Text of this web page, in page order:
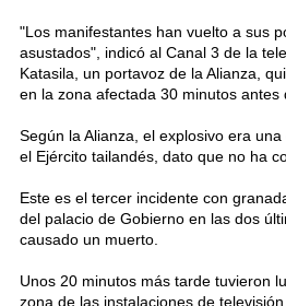
"Los manifestantes han vuelto a sus
asustados", indicó al Canal 3 de la
Katasila, un portavoz de la Alianza,
en la zona afectada 30 minutos antes
Según la Alianza, el explosivo era
el Ejército tailandés, dato que no ha
Este es el tercer incidente con
del palacio de Gobierno en las dos
causado un muerto.
Unos 20 minutos más tarde tuvieron
zona de las instalaciones de